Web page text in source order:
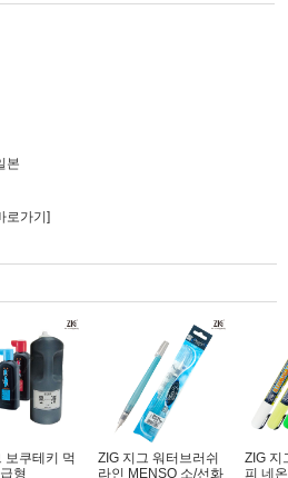
본
로가기]
보쿠테키 먹
형
ZIG 지그 워터브러쉬
라인 MENSO 소/선화
ZIG 지
피 네